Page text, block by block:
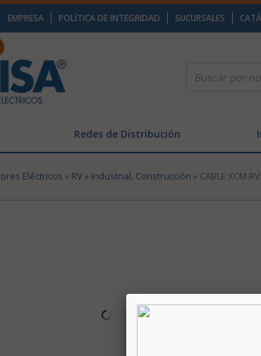
EMPRESA POLÍTICA DE INTEGRIDAD SUCURSALES
Redes de Distribución
Eléctricos » RV» Industrial, Construcción » CABLE XCM